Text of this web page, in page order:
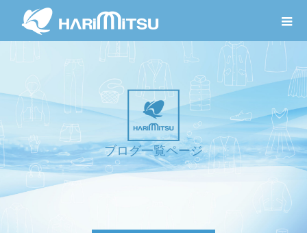
ブログ一覧ページ